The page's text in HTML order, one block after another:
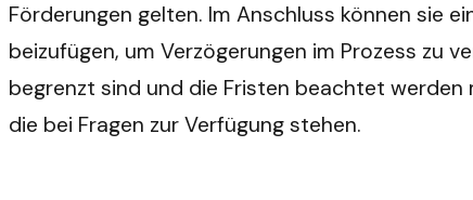
Förderungen gelten. Im Anschluss können sie
beizufügen, um Verzögerungen im Prozess zu
begrenzt sind und die Fristen beachtet
die bei Fragen zur Verfügung stehen.